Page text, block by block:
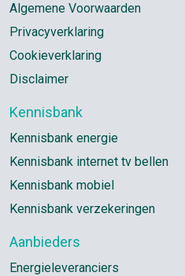
Algemene Voorwaarden
Privacyverklaring
Cookieverklaring
Disclaimer
Kennisbank
Kennisbank energie
Kennisbank internet tv bellen
Kennisbank mobiel
Kennisbank verzekeringen
Aanbieders
Energieleveranciers